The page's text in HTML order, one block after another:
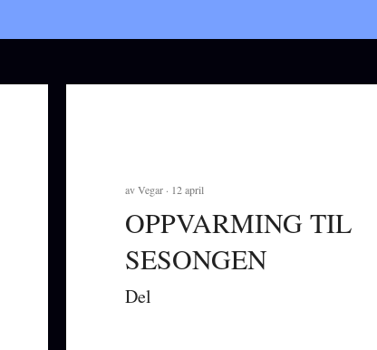
avVegar 12 april
OPPVARMING TIL
SESONGEN
Del